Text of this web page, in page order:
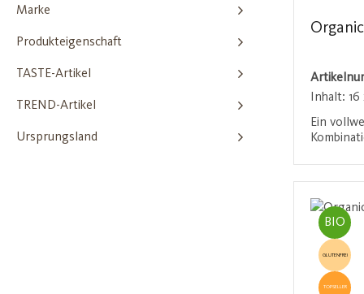
Marke
Produkteigenschaft
TASTE-Artikel
TREND-Artikel
Ursprungsland
Inhalt:
Ein
Mandeln
Die
rundet
einem
Bio-
BIO
GLUTENFREI
TOPSELLER